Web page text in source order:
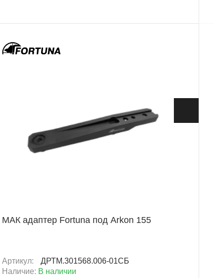
МАК адаптер Fortuna под Аrkon 155
Артикул:
ДРТМ.301568.006-01СБ
Наличие: В наличии